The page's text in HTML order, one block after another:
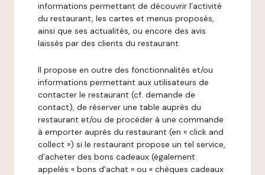
informations permettant de découvrir l’activité
du restaurant, les cartes et menus proposés,
ainsi que ses actualités, ou encore des avis
laissés par des clients du restaurant.
Il propose en outre des fonctionnalités et/ou
informations permettant aux utilisateurs de
contacter le restaurant (cf. demande de
contact), de réserver une table auprès du
restaurant et/ou de procéder à une commande
à emporter auprès du restaurant (en « click and
collect ») si le restaurant propose un tel service,
d'acheter des bons cadeaux (également
appelés « bons d'achat » ou « chèques cadeaux